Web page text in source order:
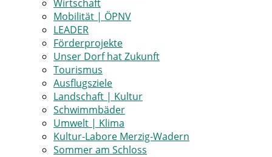
Wirtschaft
Mobilität | ÖPNV
LEADER
Förderprojekte
Unser Dorf hat Zukunft
Tourismus
Ausflugsziele
Landschaft | Kultur
Schwimmbäder
Umwelt | Klima
Kultur-Labore Merzig-Wadern
Sommer am Schloss